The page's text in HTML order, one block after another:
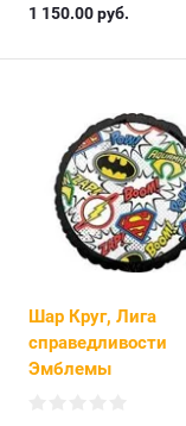
1 150.00руб.
Шар Круг, Лига
справедливости
Эмблемы